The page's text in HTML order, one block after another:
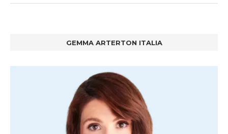
GEMMA ARTERTON ITALIA